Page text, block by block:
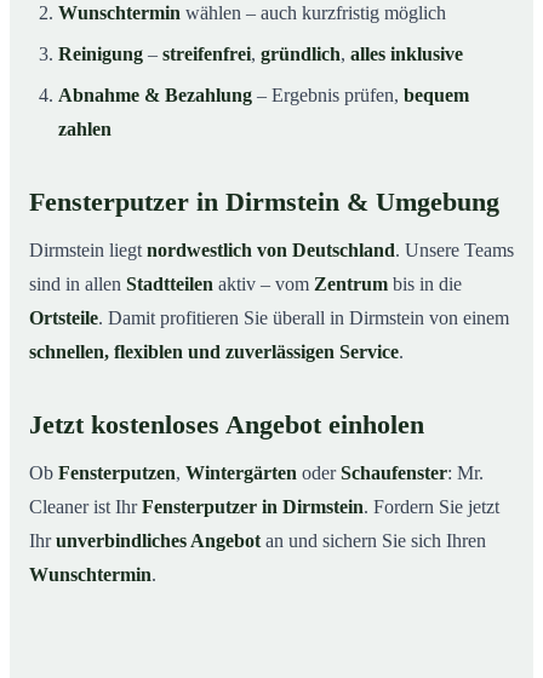
Wunschtermin wählen – auch kurzfristig möglich
Reinigung – streifenfrei, gründlich, alles inklusive
Abnahme & Bezahlung – Ergebnis prüfen, bequem
zahlen
Fensterputzer in Dirmstein & Umgebung
Dirmstein liegt nordwestlich von Deutschland. Unsere Teams
sind in allen Stadtteilen aktiv – vom Zentrum bis in die
Ortsteile. Damit profitieren Sie überall in Dirmstein von einem
schnellen, flexiblen und zuverlässigen Service.
Jetzt kostenloses Angebot einholen
Ob Fensterputzen, Wintergärten oderSchaufenster: Mr.
Cleaner ist IhrFensterputzer in Dirmstein. Fordern Sie jetzt
Ihrunverbindliches Angebot an und sichern Sie sich Ihren
Wunschtermin.